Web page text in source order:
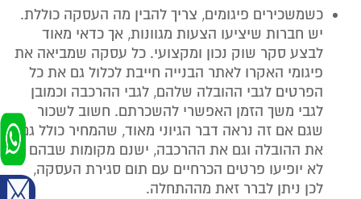
כשמשכירים פיגומים, צריך להבין מה העסקה כוללת.
יש חברות שיציעו הצעות מגוונות, אך כדאי מאוד
לבצע סקר שוק נכון ומקצועי. כל עסקה שמביאה את
פיגומי האקרו לאתר הבנייה חייבת לכלול גם את כל
הפרטים לגבי ההובלה שלהם, לגבי ההרכבה וכמובן
לגבי משך הזמן האפשרי להשכרתם. חשוב לשכור
שגם אם זה נראה דבר הגיוני מאוד, שהמחיר כולל גם
את ההובלה וגם את ההרכבה, ישנם מקומות שבהם
לא יופיעו פרטים הכרחיים עם תום סגירת העסקה,
לכן ניתן לברר זאת מההתחלה.